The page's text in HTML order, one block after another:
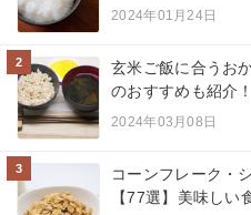
2024年01月24日
2
玄米ご飯に合うお
のおすすめも紹介！
2024年03月08日
3
コーンフレーク・
【77選】美味しい